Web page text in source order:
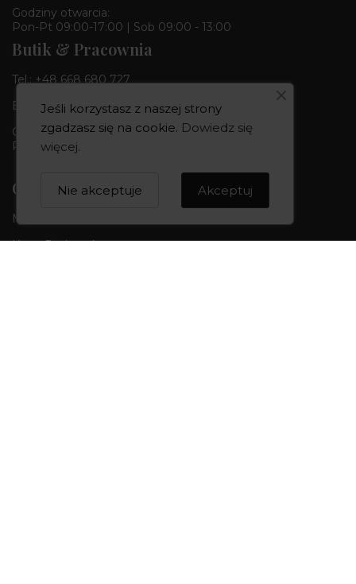
Godziny otwarcia:
Pon-Pt 09:00-17:00 | Sob 09:00 - 13:00
Butik & Pracownia
Tel.:+48 668 680 727
Bydgoszcz 85-010, ul. Dworcowa 6
Godziny otwarcia:
Pon-Pt 10:00-18:00 | Sob 10:00 - 14:00
CREOWNIA
Marka CREOWNIA
Karta Podarunkowa
Jeśli korzystasz z naszej strony
zgadzasz się na cookie. Dowiedz się
więcej.
Akceptuj
Nie akceptuje